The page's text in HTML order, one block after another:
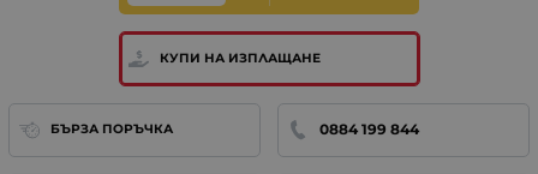
КУПИ НА ИЗПЛАЩАНЕ
БЪРЗА ПОРЪЧКА 0884 199 844